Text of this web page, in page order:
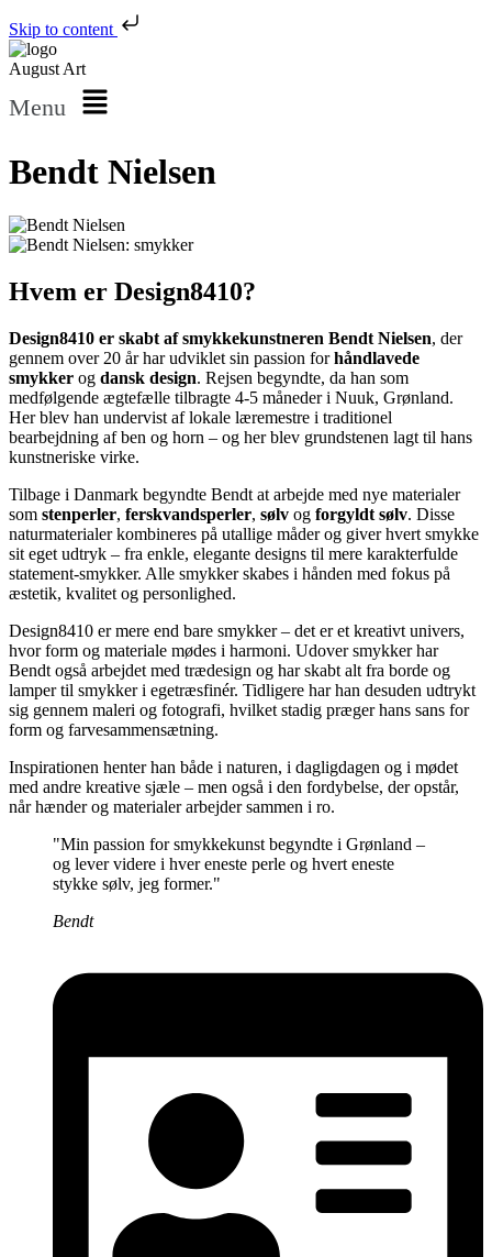
Skip to content
August Art
Menu
Bendt Nielsen
Hvem er Design8410?
Design8410 er skabt af smykkekunstneren Bendt Nielsen, der
gennem over 20 år har udviklet sin passion forhåndlavede
smykker og dansk design. Rejsen begyndte, da han som
medfølgende ægtefælle tilbragte 4-5 måneder i Nuuk, Grønland.
Her blev han undervist af lokale læremestre i traditionel
bearbejdning af ben og horn – og her blev grundstenen lagt til hans
kunstneriske virke.
Tilbage i Danmark begyndte Bendt at arbejde med nye materialer
som stenperler, ferskvandsperler, sølv og forgyldt sølv. Disse
naturmaterialer kombineres på utallige måder og giver hvert smykke
sit eget udtryk – fra enkle, elegante designs til mere karakterfulde
statement-smykker. Alle smykker skabes i hånden med fokus på
æstetik, kvalitet og personlighed.
Design8410 er mere end bare smykker – det er et kreativt univers,
hvor form og materiale mødes i harmoni. Udover smykker har
Bendt også arbejdet med trædesign og har skabt alt fra borde og
lamper til smykker i egetræsfinér. Tidligere har han desuden udtrykt
sig gennem maleri og fotografi, hvilket stadig præger hans sans for
form og farvesammensætning.
Inspirationen henter han både i naturen, i dagligdagen og i mødet
med andre kreative sjæle – men også i den fordybelse, der opstår,
når hænder og materialer arbejder sammen i ro.
"Min passion for smykkekunst begyndte i Grønland –
og lever videre i hver eneste perle og hvert eneste
stykke sølv, jeg former."
Bendt